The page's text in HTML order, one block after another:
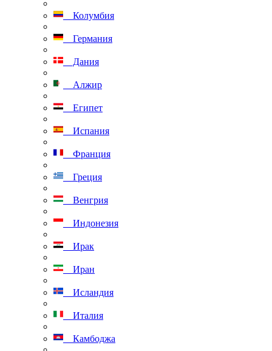
Колумбия
Германия
Дания
Алжир
Египет
Испания
Франция
Греция
Венгрия
Индонезия
Ирак
Иран
Исландия
Италия
Камбоджа